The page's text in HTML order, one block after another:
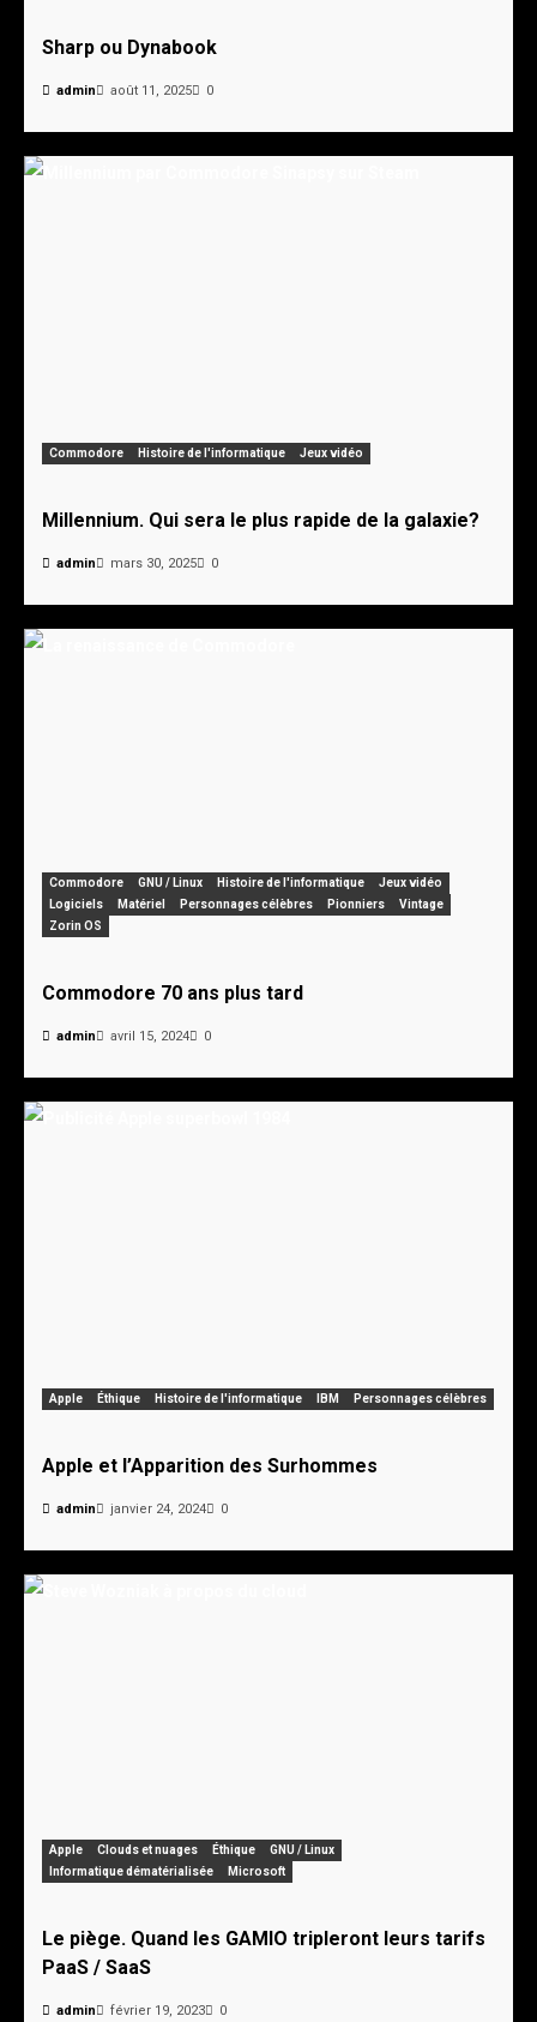
Sharp ou Dynabook
admin août 11, 2025 0
Commodore Histoire de l'informatique Jeux vidéo
Millennium. Qui sera le plus rapide de la galaxie?
admin mars 30, 2025 0
Commodore GNU / Linux Histoire de l'informatique
Jeux vidéo
Logiciels
Matériel Personnages célèbres Pionniers
Vintage
Zorin OS
Commodore 70 ans plus tard
admin avril 15, 2024 0
Apple Éthique Histoire de l'informatique IBM Personnages célèbres
Apple et l’Apparition des Surhommes
admin janvier 24, 2024 0
Apple Clouds et nuages Éthique
GNU / Linux
Informatique dématérialisée
Microsoft
Le piège. Quand les GAMIO tripleront leurs tarifs
PaaS / SaaS
admin février 19, 2023 0